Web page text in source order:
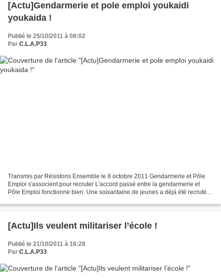
[Actu]Gendarmerie et pole emploi youkaidi
youkaida !
Publié le 25/10/2011 à 08:02
Par C.L.A.P33
Transmis par Résistons Ensemble le 8 octobre 2011 Gendarmerie et Pôle
Emploi s'associent pour recruter L'accord passé entre la gendarmerie et
Pôle Emploi fonctionne bien. Une soixantaine de jeunes a déjà été recrutée
[Actu]Ils veulent militariser l’école !
Publié le 21/10/2011 à 16:28
Par C.L.A.P33